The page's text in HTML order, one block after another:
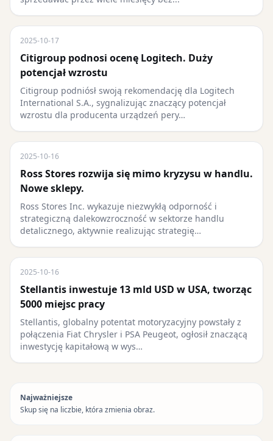
2025-10-17
Citigroup podnosi ocenę Logitech. Duży
potencjał wzrostu
Citigroup podniósł swoją rekomendację dla Logitech
International S.A., sygnalizując znaczący potencjał
wzrostu dla producenta urządzeń pery…
2025-10-16
Ross Stores rozwija się mimo kryzysu w handlu.
Nowe sklepy.
Ross Stores Inc. wykazuje niezwykłą odporność i
strategiczną dalekowzroczność w sektorze handlu
detalicznego, aktywnie realizując strategię…
2025-10-16
Stellantis inwestuje 13 mld USD w USA, tworząc
5000 miejsc pracy
Stellantis, globalny potentat motoryzacyjny powstały z
połączenia Fiat Chrysler i PSA Peugeot, ogłosił znaczącą
inwestycję kapitałową w wys…
Najważniejsze
Skup się na liczbie, która zmienia obraz.